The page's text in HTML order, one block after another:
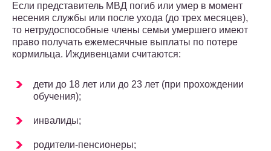
Если представитель МВД погиб или умер в момент
несения службы или после ухода (до трех месяцев),
то нетрудоспособные члены семьи умершего имеют
право получать ежемесячные выплаты по потере
кормильца. Иждивенцами считаются:
дети до 18 лет или до 23 лет (при прохождении
обучения);
инвалиды;
родители-пенсионеры;